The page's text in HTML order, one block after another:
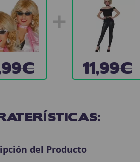
+
11,99€
del Producto